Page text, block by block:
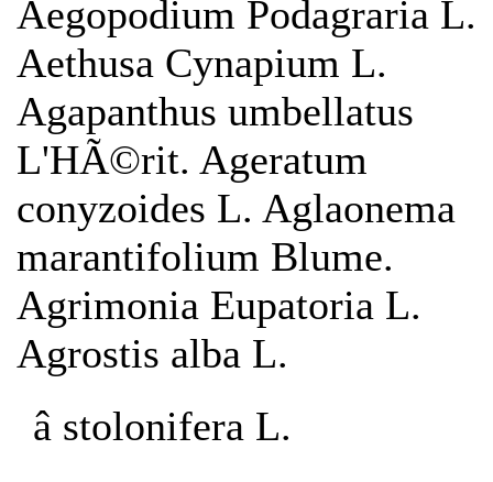
Aegopodium Podagraria L.
Aethusa Cynapium L.
Agapanthus umbellatus
L'HÃ©rit. Ageratum
conyzoides L. Aglaonema
marantifolium Blume.
Agrimonia Eupatoria L.
Agrostis alba L.
â stolonifera L.